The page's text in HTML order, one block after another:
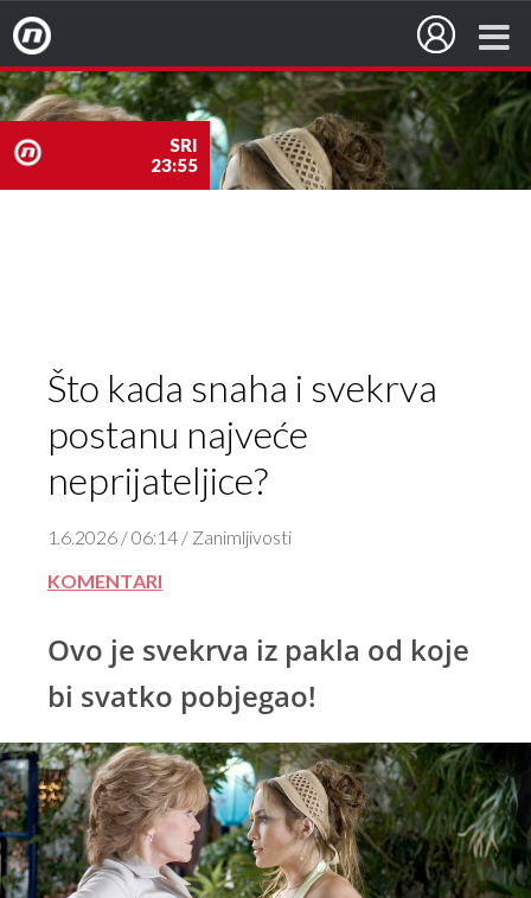
SRI
23:55
Nova TV
Što kada snaha i svekrva
postanu najveće
neprijateljice?
1.6.2026 / 06:14 / Zanimljivosti
KOMENTARI
Ovo je svekrva iz pakla od koje
bi svatko pobjegao!